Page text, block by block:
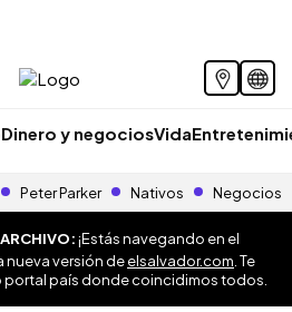
Dinero y negociosVida
Peter Parker Nativos Negocios
¡Estás navegando en el
nueva versión deelsalvador.com . Te
portal país donde coincidimos todos.